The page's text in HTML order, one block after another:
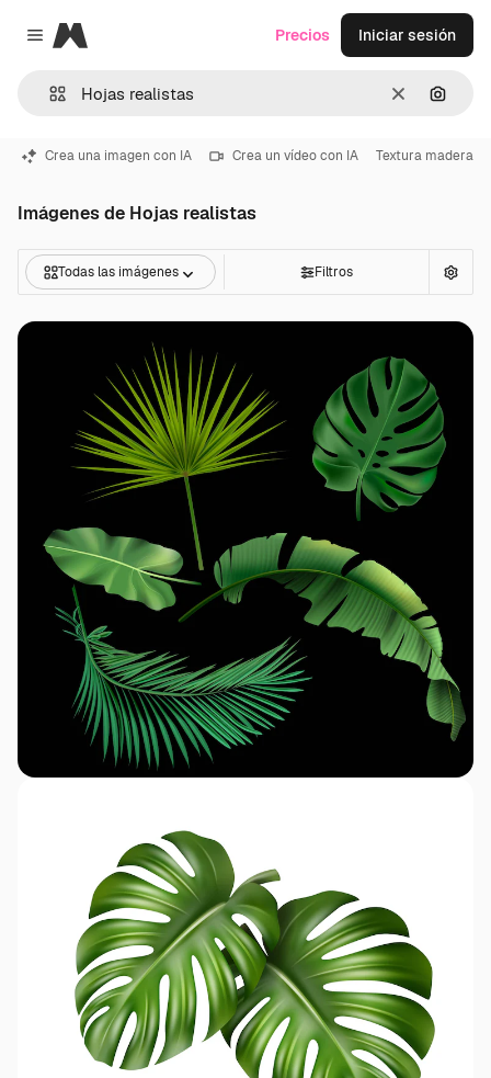
Close menu
Magnific
Borrar
Precios Iniciar sesión
Crea una imagen con IA Crea un vídeo con IA Textura madera
Imágenes de Hojas realistas
Todas las imágenes Filtros